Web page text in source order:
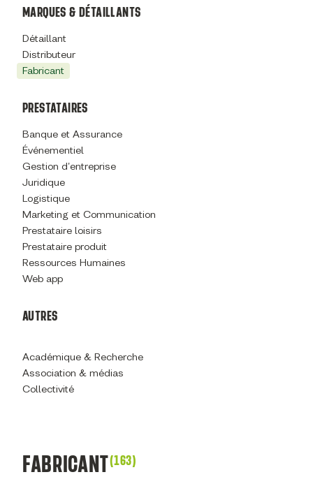
MARQUES & DÉTAILLANTS
Détaillant
Distributeur
Fabricant
PRESTATAIRES
Banque et Assurance
Événementiel
Gestion d'entreprise
Juridique
Logistique
Marketing et Communication
Prestataire loisirs
Prestataire produit
Ressources Humaines
Web app
AUTRES
Académique & Recherche
Association & médias
Collectivité
FABRICANT(163)